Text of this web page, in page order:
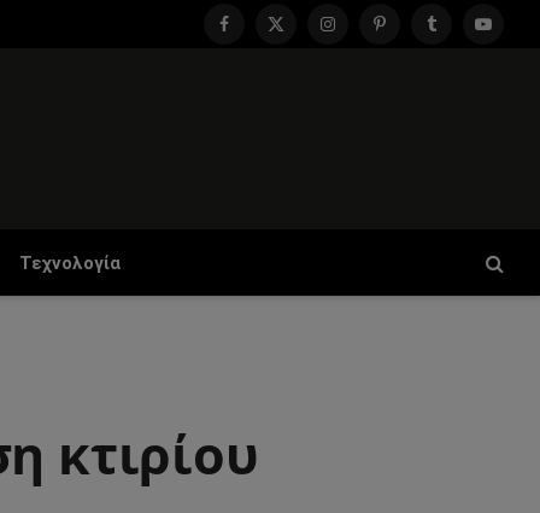
Facebook
X
InstagramPinterestTumblr
Τεχνολογία
κτιρίου